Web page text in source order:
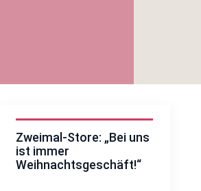
Zweimal-Store: „Bei uns
ist immer
Weihnachtsgeschäft!“